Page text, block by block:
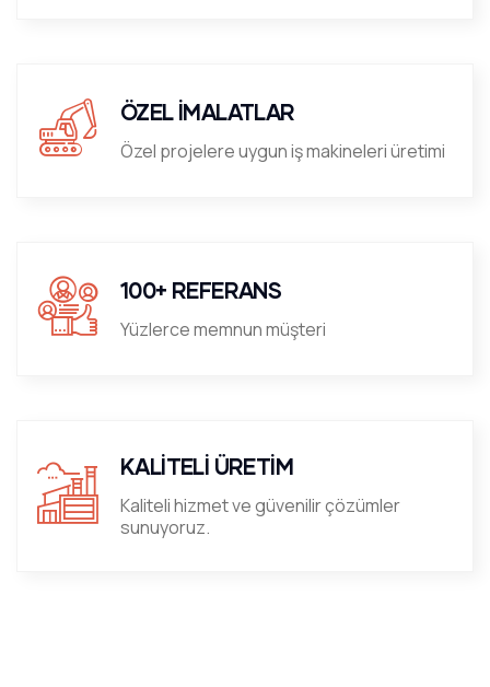
ÖZEL İMALATLAR
Özel projelere uygun iş makineleri üretimi
100+ REFERANS
Yüzlerce memnun müşteri
KALİTELİ ÜRETİM
Kaliteli hizmet ve güvenilir çözümler
sunuyoruz.